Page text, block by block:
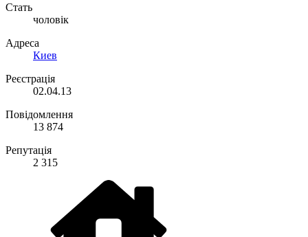
Стать
чоловік
Адреса
Киев
Реєстрація
02.04.13
Повідомлення
13 874
Репутація
2 315